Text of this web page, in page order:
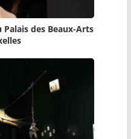
des Beaux-Arts